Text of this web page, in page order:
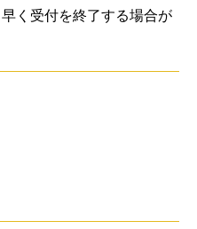
く受付を終了する場合が